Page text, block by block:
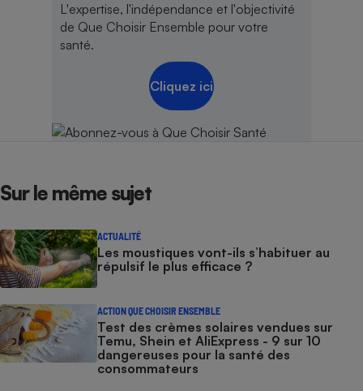
L'expertise, l'indépendance et l'objectivité
de Que Choisir Ensemble pour votre
santé.
Cliquez ici
Sur le même sujet
ACTUALITÉ
Les moustiques vont-ils s’habituer au
répulsif le plus efficace ?
ACTION QUE CHOISIR ENSEMBLE
Test des crèmes solaires vendues sur
Temu, Shein et AliExpress - 9 sur 10
dangereuses pour la santé des
consommateurs